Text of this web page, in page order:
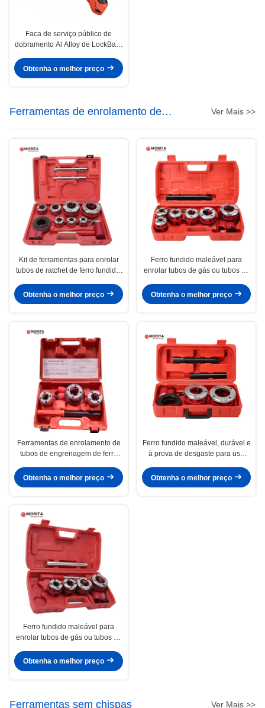
Faca de serviço público de
dobramento Al Alloy de LockBack
ABS & do TPR 100*18mm lâmina
de serviço público traseira do aço
Obtenha o melhor preço
Ferramentas de enrolamento de
tubos
Ver Mais >>
Kit de ferramentas para enrolar
tubos de ratchet de ferro fundido,
de ferro galvanizado
Obtenha o melhor preço
Ferro fundido maleável para
enrolar tubos de gás ou tubos de
Obtenha o melhor preço
Ferramentas de enrolamento de
tubos de engrenagem de ferro
Obtenha o melhor preço
Ferro fundido maleável, durável e
à prova de desgaste para uso
Obtenha o melhor preço
Ferro fundido maleável para
enrolar tubos de gás ou tubos de
Obtenha o melhor preço
Ferramentas sem chispas Ver Mais >>